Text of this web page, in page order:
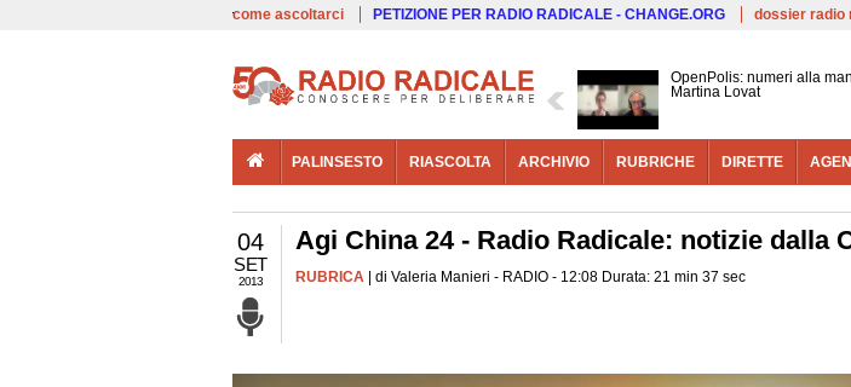
Salta
come ascoltarci PETIZIONE PER RADIO RADICALE - CHANGE.ORG dossier radio
OpenPolis: numeri alla
Martina Lovat
PALINSESTO RIASCOLTA ARCHIVIO RUBRICHE DIRETTE
04
SET
2013
Agi China 24 - Radio Radicale: notizie dalla
RUBRICA | di Valeria Manieri - RADIO - 12:08 Durata: 21 min 37 sec